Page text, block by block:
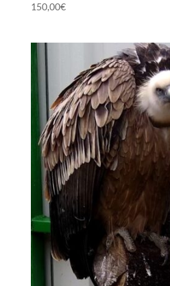
150,00€